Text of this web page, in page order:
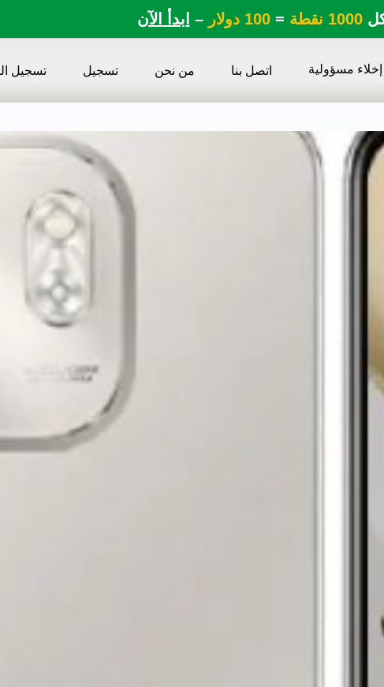
كل1000 نقطة =100 دولار – ابدأ الآن
مسؤولية اتصل بنا من نحن تسجيل تسجيل